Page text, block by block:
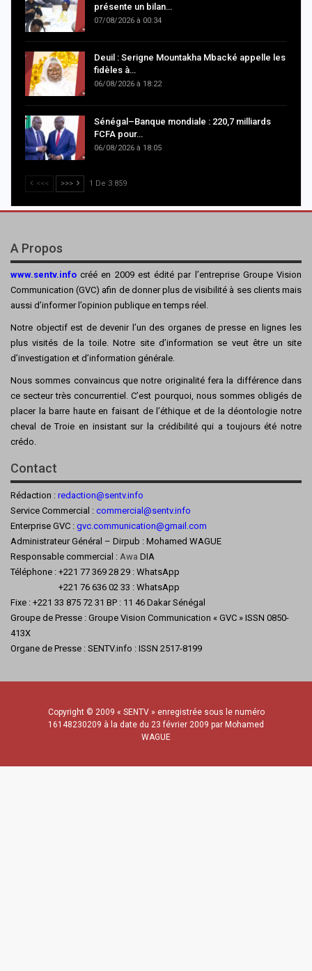
présente un bilan…
07/08/2026 à 00:34
Deuil : Serigne Mountakha Mbacké appelle les
fidèles à…
06/08/2026 à 18:22
Sénégal–Banque mondiale : 220,7 milliards
FCFA pour…
06/08/2026 à 18:05
<<< >>> 1 De 3 859
A Propos
www.sentv.info créé en 2009 est édité par l’entreprise Groupe Vision
Communication (GVC) afin de donner plus de visibilité à ses clients mais
aussi d’informer l’opinion publique en temps réel.
Notre objectif est de devenir l’un des organes de presse en lignes les
plus visités de la toile. Notre site d’information se veut être un site
d’investigation et d’information générale.
Nous sommes convaincus que notre originalité fera la différence dans
ce secteur très concurrentiel. C’est pourquoi, nous sommes obligés de
placer la barre haute en faisant de l’éthique et de la déontologie notre
cheval de Troie en insistant sur la crédibilité qui a toujours été notre
crédo.
Contact
Rédaction : redaction@sentv.info
Service Commercial : commercial@sentv.info
Enterprise GVC : gvc.communication@gmail.com
Administrateur Général – Dirpub : Mohamed WAGUE
Responsable commercial : Awa DIA
Téléphone : +221 77 369 28 29 : WhatsApp
+221 76 636 02 33 : WhatsApp
Fixe : +221 33 875 72 31 BP : 11 46 Dakar Sénégal
Groupe de Presse : Groupe Vision Communication « GVC » ISSN 0850-
413X
Organe de Presse : SENTV.info : ISSN 2517-8199
Copyright © 2009 « SENTV » enregistrée sous le numéro
16148230209 à la date du 23 février 2009 par Mohamed
WAGUE